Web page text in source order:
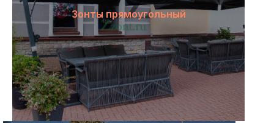
Зонты прямоугольный